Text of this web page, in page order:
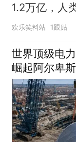
1.2万亿，人
基建工程要来
欢乐笑料站 1跟贴
世界顶级电
崛起阿尔卑